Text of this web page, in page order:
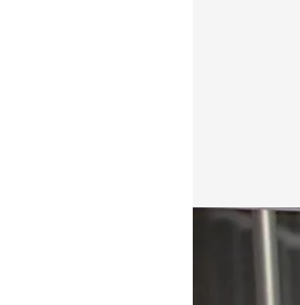
Ábalos recibe